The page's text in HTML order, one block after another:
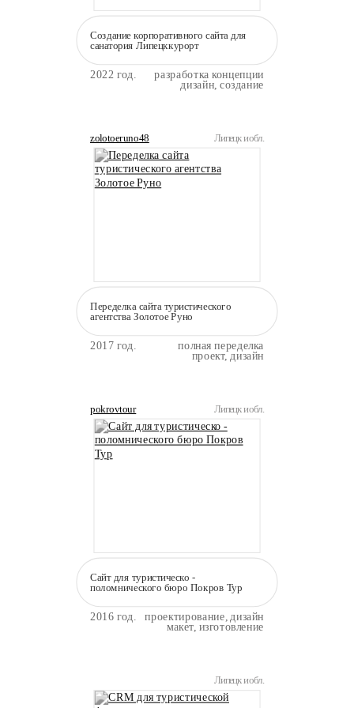
Создание корпоративного сайта для
санатория Липецккурорт
2022 год. разработка концепции
дизайн, создание
zolotoeruno48 Липецк и обл.
Переделка сайта туристического
агентства Золотое Руно
2017 год. полная переделка
проект, дизайн
pokrovtour Липецк и обл.
Сайт для туристическо -
поломнического бюро Покров Тур
2016 год. проектирование, дизайн
макет, изготовление
Липецк и обл.